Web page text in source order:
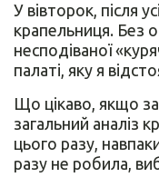
У вівторок, після
крапельниця. Без
несподіваної
палаті, яку я
Що цікаво, якщо
загальний аналіз
цього разу,
разу не робила,